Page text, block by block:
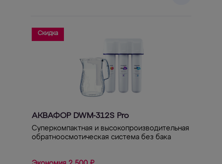
Скидка
АКВАФОР DWM-312S Pro
Суперкомпактная и высокопроизводительная
обратноосмотическая система без бака